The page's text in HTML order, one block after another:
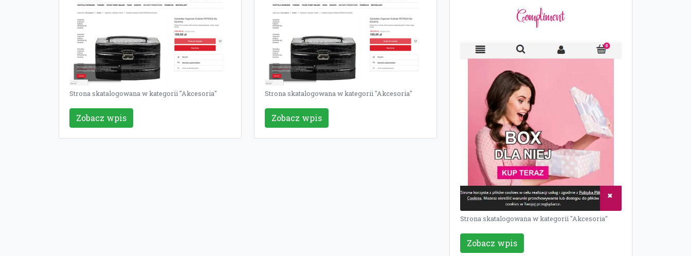
Strona skatalogowana w kategorii "Akcesoria"
Zobacz wpis
Strona skatalogowana w kategorii "Akcesoria"
Zobacz wpis
Strona skatalogowana w kategorii "Akcesoria"
Zobacz wpis